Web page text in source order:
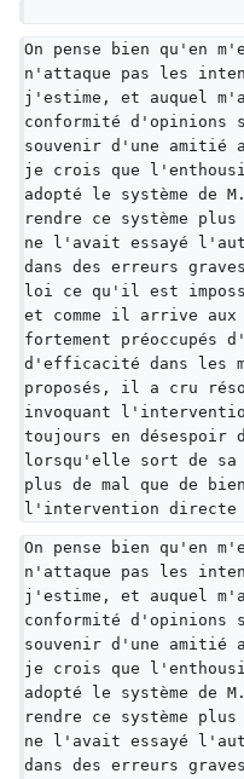
On pense bien qu'en
n'attaque pas les
j'estime, et auquel
conformité d'opinions
souvenir d'une amitié
je crois que
adopté le système de
rendre ce système
ne l'avait essayé
dans des erreurs
loi ce qu'il est
et comme il arrive
fortement préoccupés
d'efficacité dans les
proposés, il a cru
invoquant
toujours en désespoir
lorsqu'elle sort de sa
plus de mal que de
l'intervention directe
On pense bien qu'en
n'attaque pas les
j'estime, et auquel
conformité d'opinions
souvenir d'une amitié
je crois que
adopté le système de
rendre ce système
ne l'avait essayé
dans des erreurs